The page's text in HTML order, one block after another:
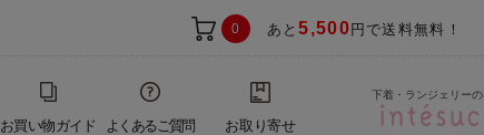
0 あと5,500 円で送料無料！
お買い物ガイド よくあるご質問 お取り寄せ
下着・ランジェリー